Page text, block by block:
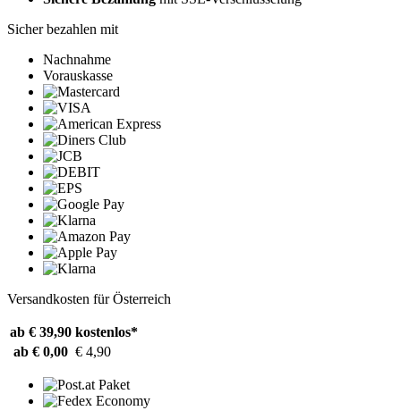
Sicher bezahlen mit
Nachnahme
Vorauskasse
Versandkosten für Österreich
ab € 39,90 kostenlos*
ab € 0,00 € 4,90